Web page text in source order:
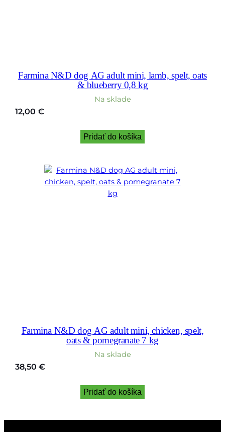
Farmina N&D dog AG adult mini, lamb, spelt, oats
& blueberry 0,8 kg
Na sklade
12,00 €
Pridať do košíka
Farmina N&D dog AG adult mini, chicken, spelt,
oats & pomegranate 7 kg
Na sklade
38,50 €
Pridať do košíka